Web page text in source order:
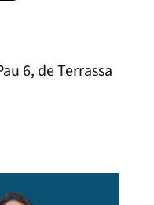
6, de Terrassa